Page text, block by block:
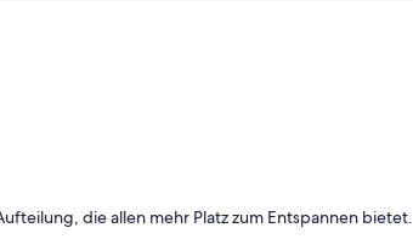
die allen mehr Platz zum Entspannen bietet.